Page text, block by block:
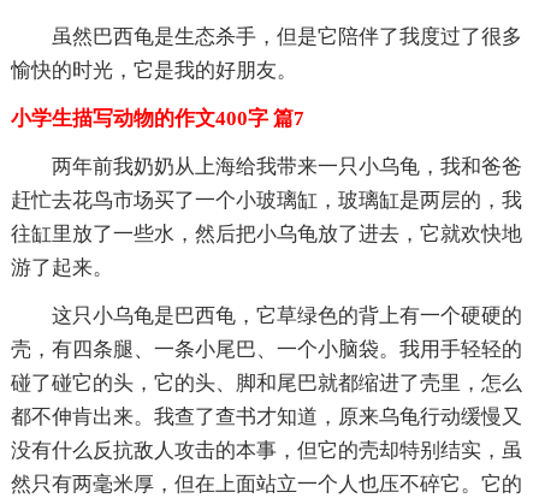
虽然巴西龟是生态杀手，但是它陪伴了我度过了很多
愉快的时光，它是我的好朋友。
小学生描写动物的作文400字 篇7
两年前我奶奶从上海给我带来一只小乌龟，我和爸爸
赶忙去花鸟市场买了一个小玻璃缸，玻璃缸是两层的，我
往缸里放了一些水，然后把小乌龟放了进去，它就欢快地
游了起来。
这只小乌龟是巴西龟，它草绿色的背上有一个硬硬的
壳，有四条腿、一条小尾巴、一个小脑袋。我用手轻轻的
碰了碰它的头，它的头、脚和尾巴就都缩进了壳里，怎么
都不伸肯出来。我查了查书才知道，原来乌龟行动缓慢又
没有什么反抗敌人攻击的本事，但它的壳却特别结实，虽
然只有两毫米厚，但在上面站立一个人也压不碎它。它的